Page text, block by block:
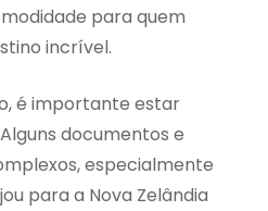
para quem
incrível.
é importante estar
documentos e
especialmente
para a Nova Zelândia